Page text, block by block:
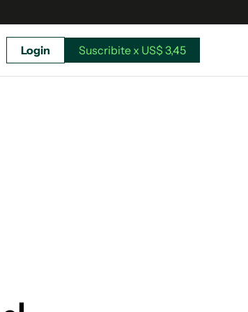
Suscribite x US$ 3,45
Login Suscribite x US$ 3,45